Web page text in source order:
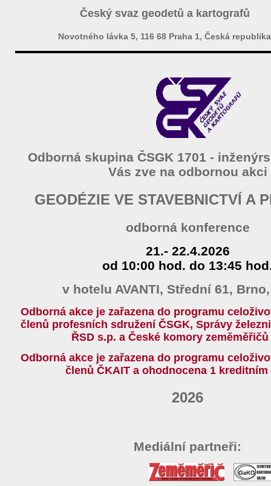
Český svaz geodetů a kartografů
Novotného lávka 5, 116 68 Praha 1, Česká republika
Odborná skupina ČSGK 1701 -
Vás zve na odbornou akci
GEODÉZIE VE STAVEBNICTVÍ A
odborná konference
21.- 22.4.2026
od 10:00 hod. do 13:45
v hotelu AVANTI, Střední 61,
Odborná akce je zařazena do programu
členů profesních sdružení ČSGK, Správy
ŘSD s.p. a České komory zeměměřičů
Odborná akce je zařazena do programu
členů ČKAIT a ohodnocena 1 kreditním
2026
Mediální partneři: